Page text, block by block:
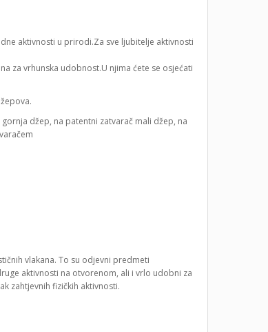
aktivnosti u prirodi.Za sve ljubitelje aktivnosti
za vrhunska udobnost.U njima ćete se osjećati
džep, na patentni zatvarač mali džep, na
vlakana. To su odjevni predmeti
aktivnosti na otvorenom, ali i vrlo udobni za
zahtjevnih fizičkih aktivnosti.